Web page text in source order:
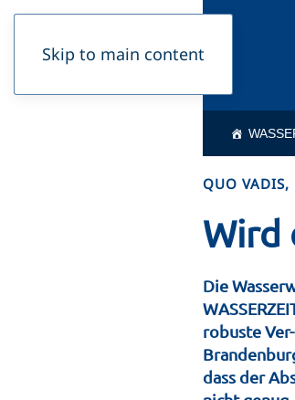
Skip to main content
QUO VADIS,
Wird
Die
robuste
dass der